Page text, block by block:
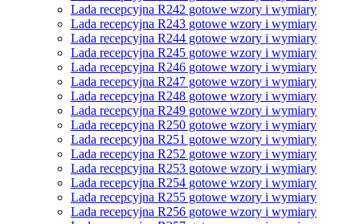
Lada recepcyjna R242 gotowe wzory i wymiary
Lada recepcyjna R243 gotowe wzory i wymiary
Lada recepcyjna R244 gotowe wzory i wymiary
Lada recepcyjna R245 gotowe wzory i wymiary
Lada recepcyjna R246 gotowe wzory i wymiary
Lada recepcyjna R247 gotowe wzory i wymiary
Lada recepcyjna R248 gotowe wzory i wymiary
Lada recepcyjna R249 gotowe wzory i wymiary
Lada recepcyjna R250 gotowe wzory i wymiary
Lada recepcyjna R251 gotowe wzory i wymiary
Lada recepcyjna R252 gotowe wzory i wymiary
Lada recepcyjna R253 gotowe wzory i wymiary
Lada recepcyjna R254 gotowe wzory i wymiary
Lada recepcyjna R255 gotowe wzory i wymiary
Lada recepcyjna R256 gotowe wzory i wymiary